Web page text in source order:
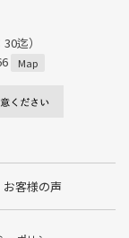
迄）
Map
お客様の声